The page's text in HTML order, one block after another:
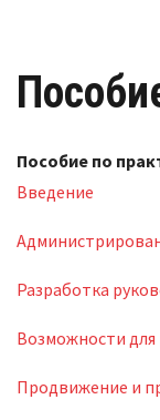
Пособие по
Введение
Разработка
Возможности
Продвижение и